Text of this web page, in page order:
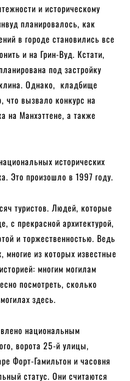
и историческому
планировалось, как
в городе становились все
и на Грин-Вуд. Кстати,
под застройку
Однако, кладбище
что вызвало конкурс на
на Манхэттене, а также
исторических
Это произошло в 1997 году.
туристов. Людей, которые
с прекрасной архитектурой,
и торжественностью. Ведь
из которых известные
многим могилам
посмотреть, сколько
здесь.
национальным
ворота 25-й улицы,
Форт-Гамильтон и часовня
статус. Они считаются